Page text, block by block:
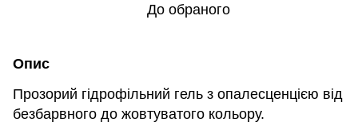
До обраного
Опис
Прозорий гідрофільний гель з опалесценцією від
безбарвного до жовтуватого кольору.